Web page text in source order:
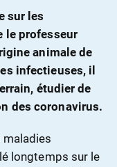
sur les
le professeur
animale de
infectieuses, il
étudier de
des coronavirus.
longtemps sur le